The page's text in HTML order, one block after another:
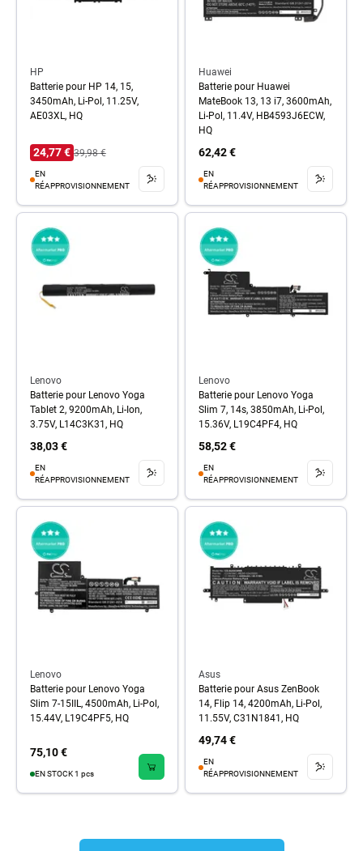
HP
Batterie pour HP 14, 15,
3450mAh, Li-Pol, 11.25V,
AE03XL, HQ
24,77 € 39,98 €
EN
RÉAPPROVISIONNEMENT
Huawei
Batterie pour Huawei
MateBook 13, 13 i7, 3600mAh,
Li-Pol, 11.4V, HB4593J6ECW,
HQ
62,42 €
EN
RÉAPPROVISIONNEMENT
Lenovo
Batterie pour Lenovo Yoga
Tablet 2, 9200mAh, Li-Ion,
3.75V, L14C3K31, HQ
38,03 €
EN
RÉAPPROVISIONNEMENT
Lenovo
Batterie pour Lenovo Yoga
Slim 7, 14s, 3850mAh, Li-Pol,
15.36V, L19C4PF4, HQ
58,52 €
EN
RÉAPPROVISIONNEMENT
Lenovo
Batterie pour Lenovo Yoga
Slim 7-15IIL, 4500mAh, Li-Pol,
15.44V, L19C4PF5, HQ
75,10 €
EN STOCK 1 pcs
Asus
Batterie pour Asus ZenBook
14, Flip 14, 4200mAh, Li-Pol,
11.55V, C31N1841, HQ
49,74 €
EN
RÉAPPROVISIONNEMENT